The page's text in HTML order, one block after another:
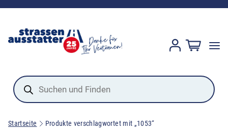
Products
search
Startseite Produkte verschlagwortet mit „1053“